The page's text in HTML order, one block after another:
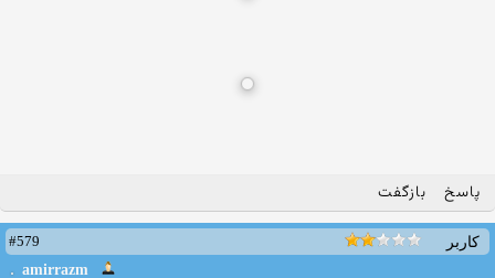
پاسخ بازگفت
کاربر
#579
amirrazm